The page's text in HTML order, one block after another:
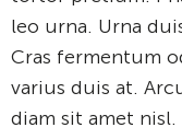
leo urna. Urna
Cras fermentum
varius duis at.
diam sit amet